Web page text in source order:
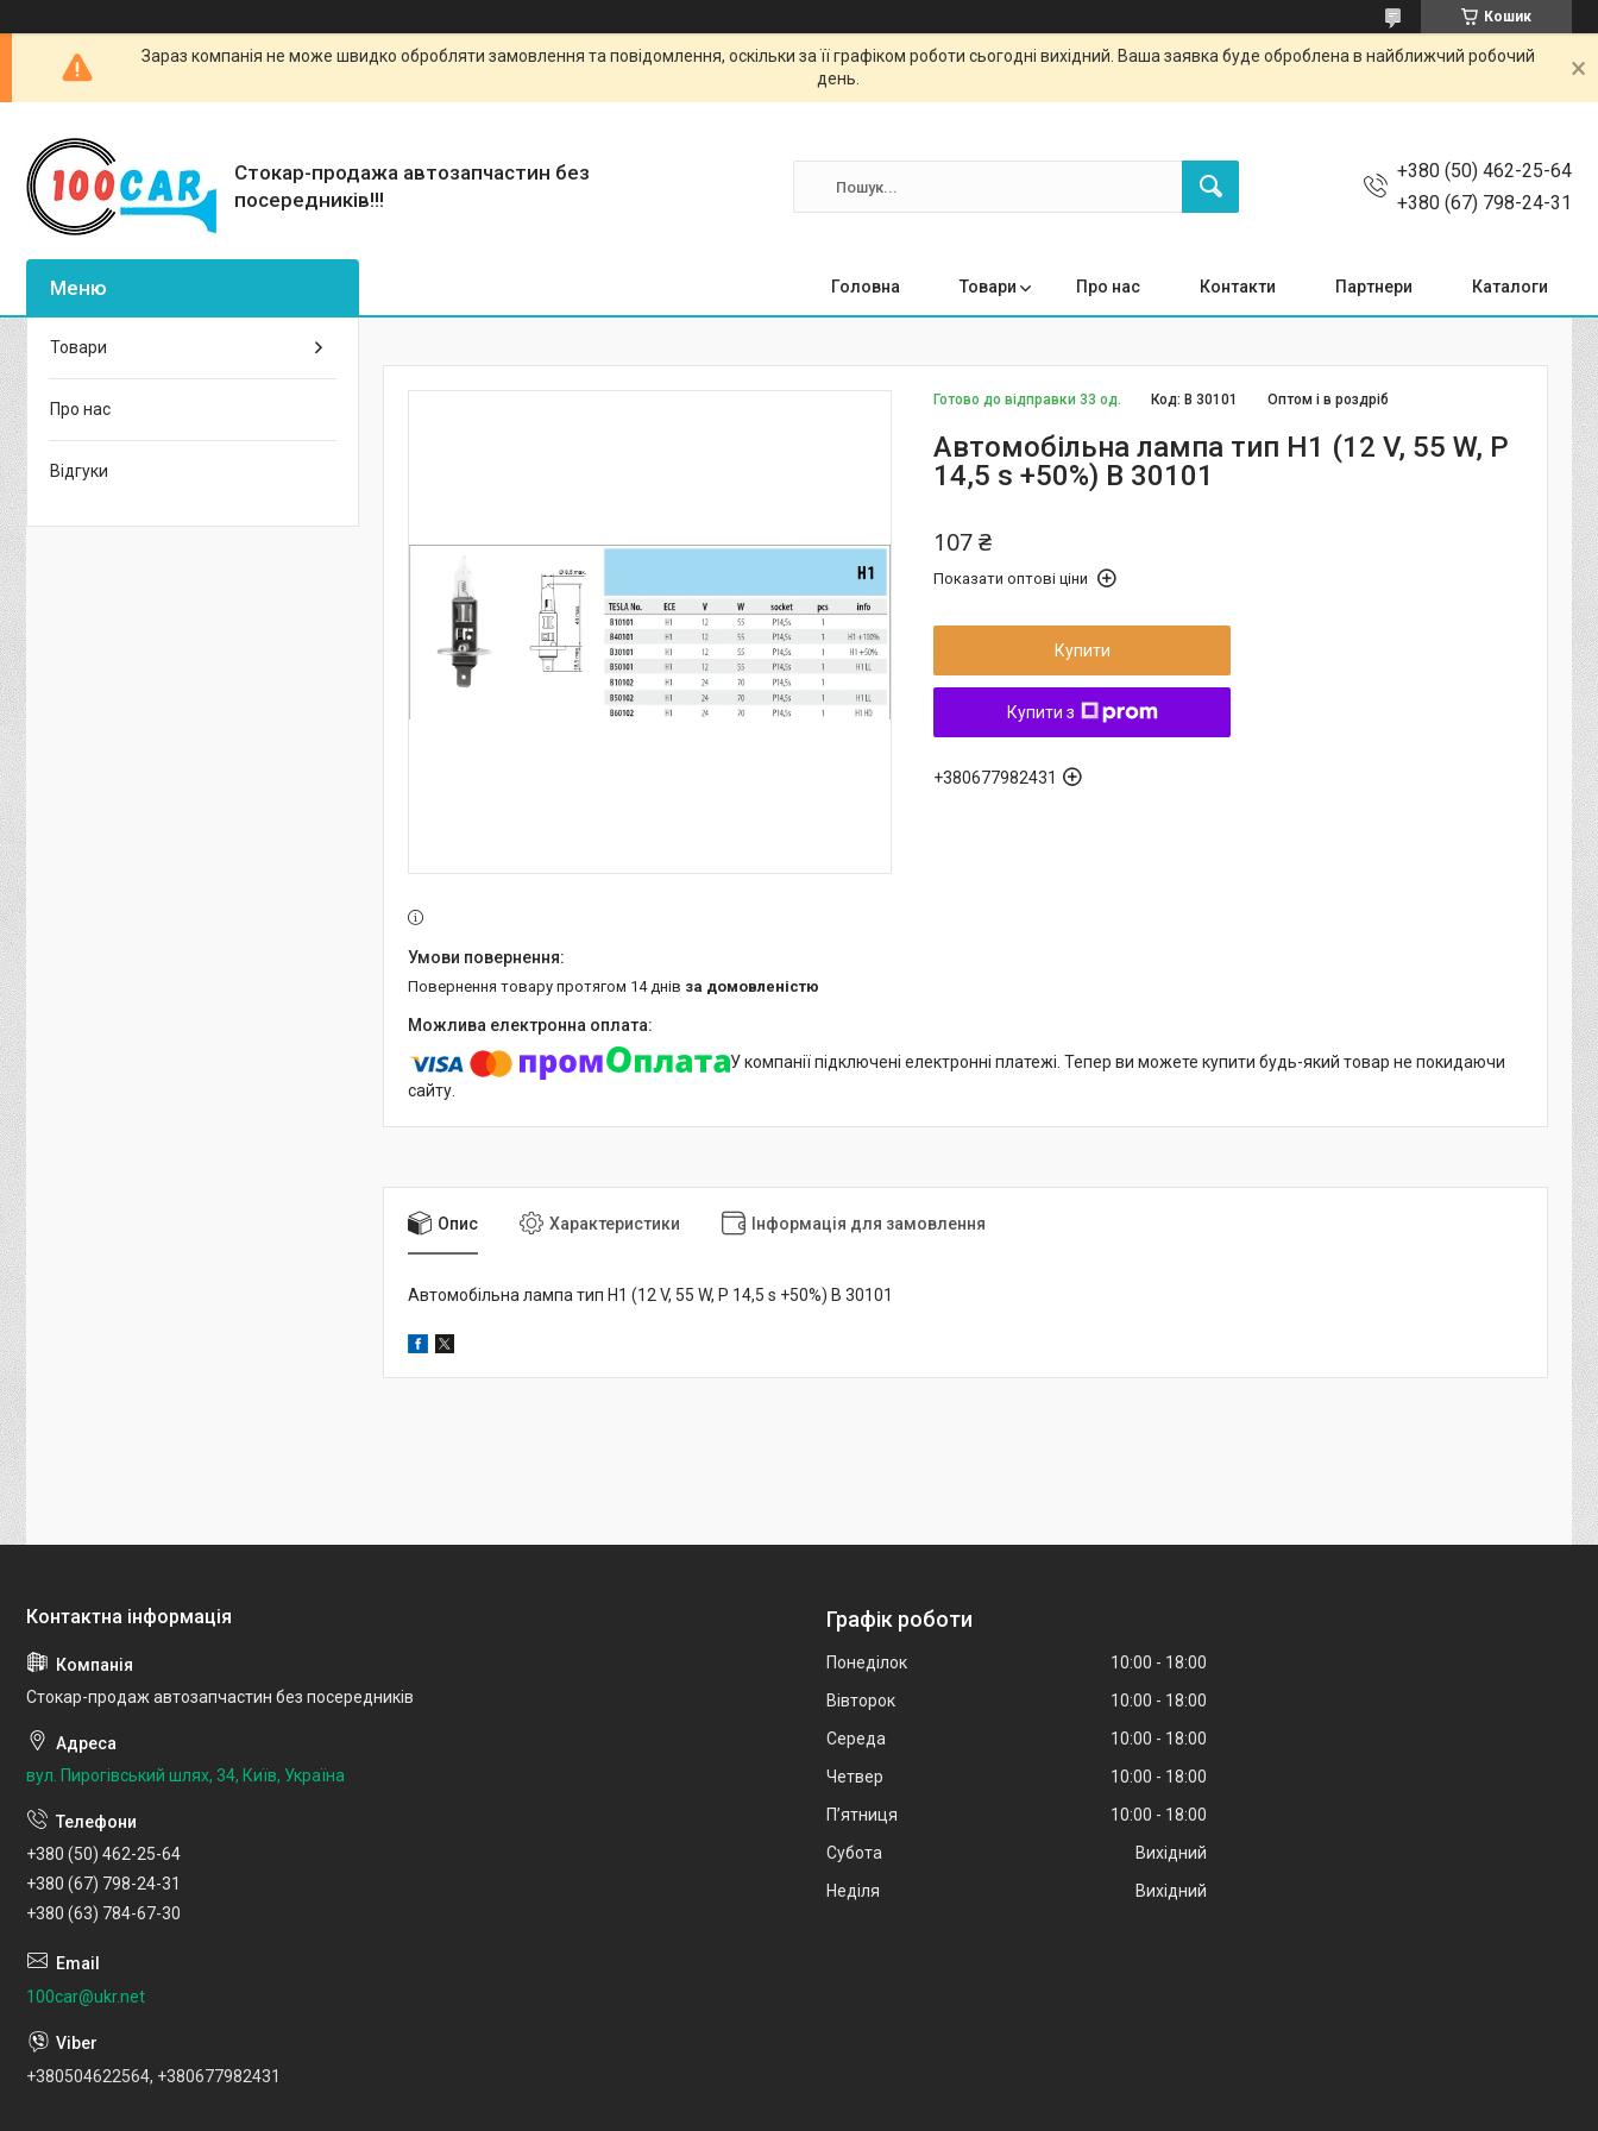
Кошик
Зараз компанія не може швидко обробляти замовлення та повідомлення, оскільки за її графіком роботи сьогодні вихідний. Ваша заявка буде оброблена в найближчий робочий
день.
Стокар-продажа автозапчастин без
посередників!!!
+380 (50) 462-25-64
+380 (67) 798-24-31
Головна Товари Про нас Контакти Партнери Каталоги
Готово до відправки 33 од. Оптом і в роздріб
Код: B 30101
Автомобільна лампа тип H1 (12 V, 55 W, P
14,5 s +50%) B 30101
107 ₴
Показати оптові ціни
Купити
Купити з
+380677982431
повернення товару протягом 14 днів за домовленістю
У компанії підключені електронні платежі. Тепер ви можете купити будь-який товар не покидаючи
сайту.
Опис Характеристики Інформація для замовлення
Автомобільна лампа тип H1 (12 V, 55 W, P 14,5 s +50%) B 30101
Товари
Про нас
Відгуки
Стокар-продаж автозапчастин без посередників
вул. Пирогівський шлях, 34, Київ, Україна
+380 (50) 462-25-64
+380 (67) 798-24-31
+380 (63) 784-67-30
100car@ukr.net
+380504622564, +380677982431
Графік роботи
Понеділок 10:00
18:00
Вівторок
10:00
18:00
Середа
10:00
18:00
Четвер
10:00
18:00
Пʼятниця
10:00
18:00
Субота
Вихідний
Неділя
Вихідний